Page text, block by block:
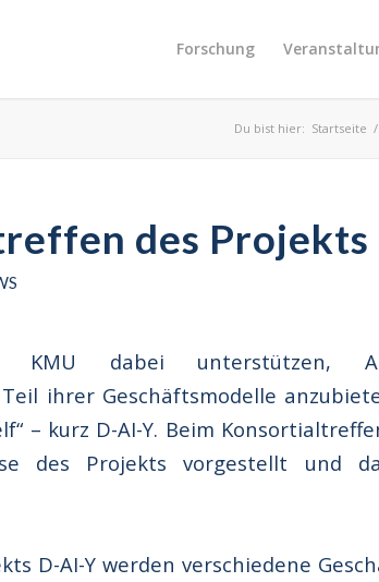
Forschung
Du bist hier: Startseite /
des Projekts
dabei unterstützen, AI-
ihrer Geschäftsmodelle
– kurz D-AI-Y. Beim
des Projekts vorgestellt und
D-AI-Y werden verschiedene